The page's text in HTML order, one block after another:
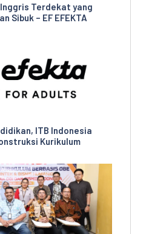
Terdekat yang
Sibuk – EF EFEKTA
ITB Indonesia
Kurikulum